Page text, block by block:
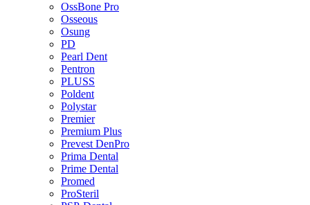
OssBone Pro
Osseous
Osung
PD
Pearl Dent
Pentron
PLUSS
Poldent
Polystar
Premier
Premium Plus
Prevest DenPro
Prima Dental
Prime Dental
Promed
ProSteril